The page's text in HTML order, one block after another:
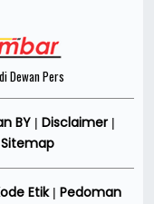
Dewan Pers
BY| Disclaimer|
Sitemap
Etik| Pedoman